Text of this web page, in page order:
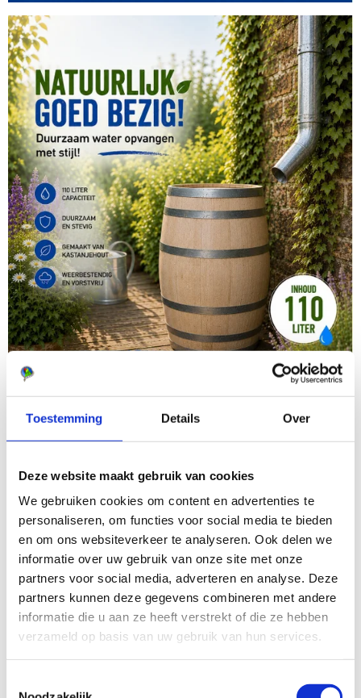
Toestemming Details Over
Deze website maakt gebruik van cookies
We gebruiken cookies om content en advertenties te
personaliseren, om functies voor social media te bieden
en om ons websiteverkeer te analyseren. Ook delen we
informatie over uw gebruik van onze site met onze
partners voor social media, adverteren en analyse. Deze
partners kunnen deze gegevens combineren met andere
informatie die u aan ze heeft verstrekt of die ze hebben
verzameld op basis van uw gebruik van hun services.